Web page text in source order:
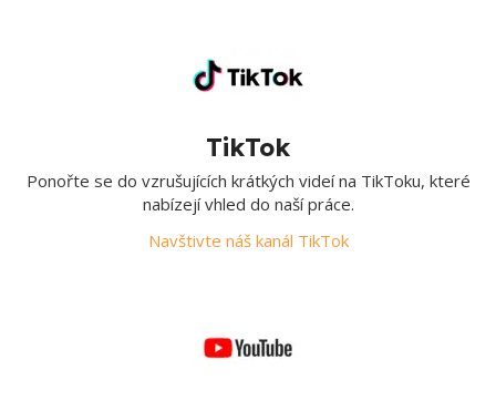
TikTok
Ponořte se do vzrušujících krátkých videí na TikToku, které
nabízejí vhled do naší práce.
Navštivte náš kanál TikTok